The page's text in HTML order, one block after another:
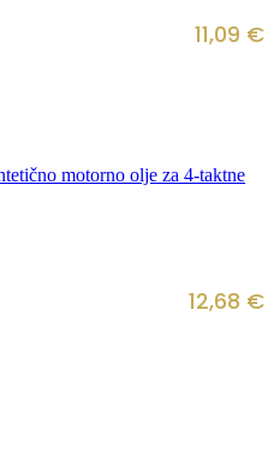
11,09 €
12,68 €